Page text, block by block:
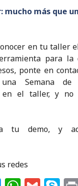
mucho más que
en tu taller
para la
ponte en
Semana de
en el taller, y no
ya tu demo, y
redes